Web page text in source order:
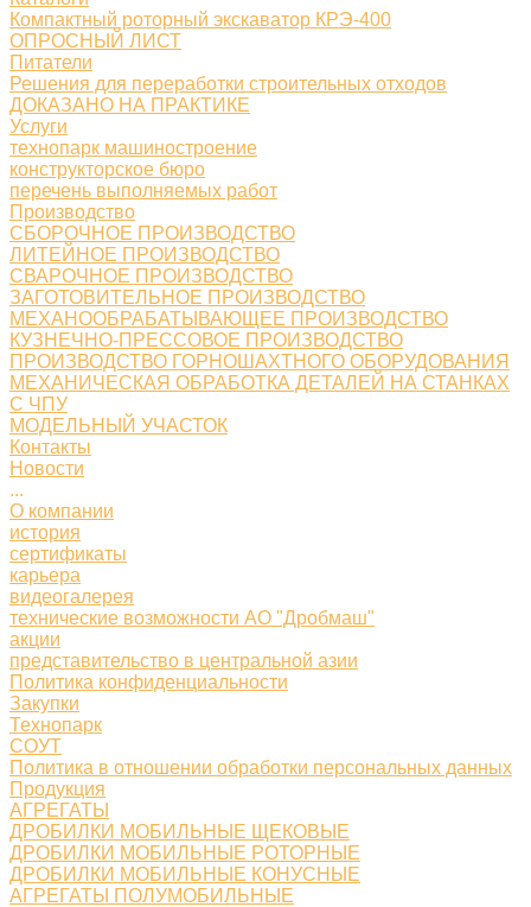
Компактный роторный экскаватор КРЭ-400
ОПРОСНЫЙ ЛИСТ
Питатели
Решения для переработки строительных отходов
ДОКАЗАНО НА ПРАКТИКЕ
Услуги
технопарк машиностроение
конструкторское бюро
перечень выполняемых работ
Производство
СБОРОЧНОЕ ПРОИЗВОДСТВО
ЛИТЕЙНОЕ ПРОИЗВОДСТВО
СВАРОЧНОЕ ПРОИЗВОДСТВО
ЗАГОТОВИТЕЛЬНОЕ ПРОИЗВОДСТВО
МЕХАНООБРАБАТЫВАЮЩЕЕ ПРОИЗВОДСТВО
КУЗНЕЧНО-ПРЕССОВОЕ ПРОИЗВОДСТВО
ПРОИЗВОДСТВО ГОРНОШАХТНОГО ОБОРУДОВАНИЯ
МЕХАНИЧЕСКАЯ ОБРАБОТКА ДЕТАЛЕЙ НА СТАНКАХ
С ЧПУ
МОДЕЛЬНЫЙ УЧАСТОК
Контакты
Новости
...
О компании
история
сертификаты
карьера
видеогалерея
технические возможности АО "Дробмаш"
акции
представительство в центральной азии
Политика конфиденциальности
Закупки
Технопарк
СОУТ
Политика в отношении обработки персональных данных
Продукция
АГРЕГАТЫ
ДРОБИЛКИ МОБИЛЬНЫЕ ЩЕКОВЫЕ
ДРОБИЛКИ МОБИЛЬНЫЕ РОТОРНЫЕ
ДРОБИЛКИ МОБИЛЬНЫЕ КОНУСНЫЕ
АГРЕГАТЫ ПОЛУМОБИЛЬНЫЕ